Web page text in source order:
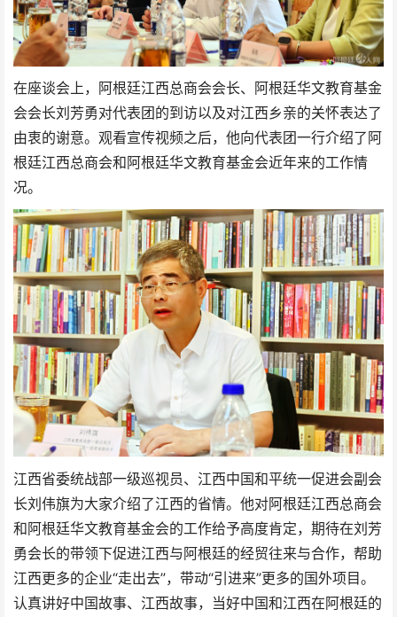
在座谈会上，阿根廷江西总商会会长、阿根廷华文教育基金
会会长刘芳勇对代表团的到访以及对江西乡亲的关怀表达了
由衷的谢意。观看宣传视频之后，他向代表团一行介绍了阿
根廷江西总商会和阿根廷华文教育基金会近年来的工作情
况。
江西省委统战部一级巡视员、江西中国和平统一促进会副会
长刘伟旗为大家介绍了江西的省情。他对阿根廷江西总商会
和阿根廷华文教育基金会的工作给予高度肯定，期待在刘芳
勇会长的带领下促进江西与阿根廷的经贸往来与合作，帮助
江西更多的企业“走出去”，带动“引进来”更多的国外项目。
认真讲好中国故事、江西故事，当好中国和江西在阿根廷的